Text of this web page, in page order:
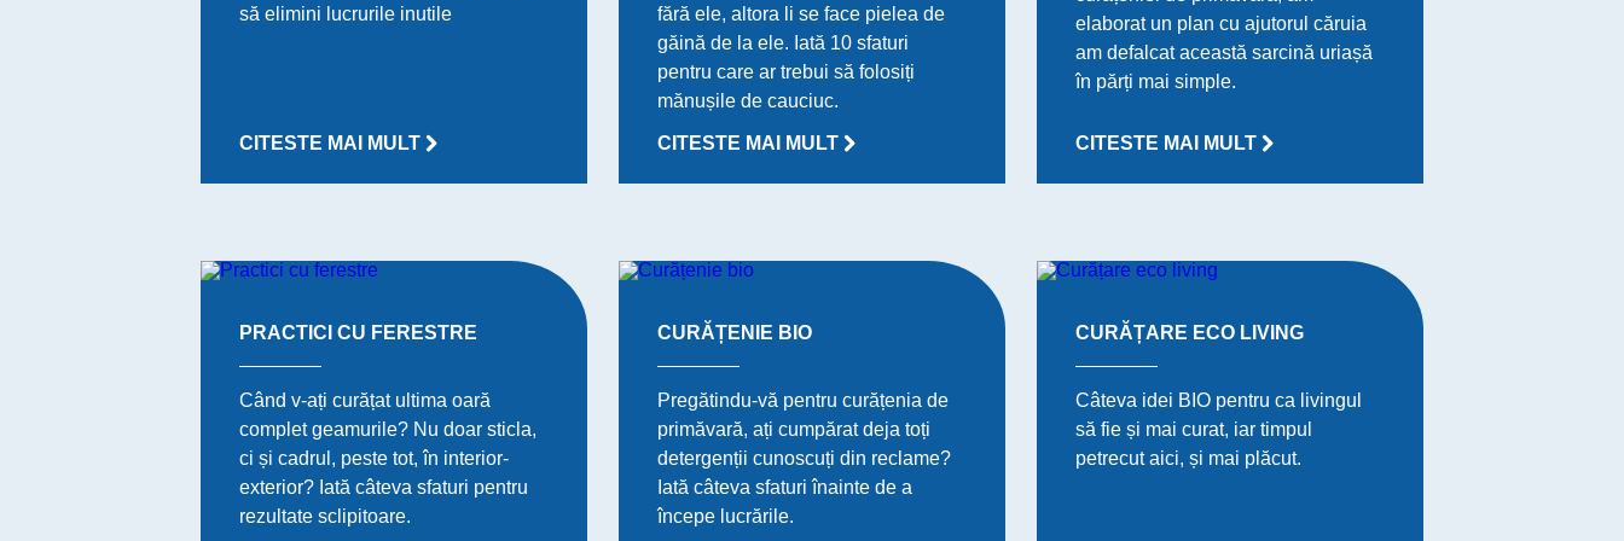
să elimini lucrurile inutile
CITESTE MAI MULT
fără ele, altora li se face pielea de
găină de la ele. Iată 10 sfaturi
pentru care ar trebui să folosiți
mănușile de cauciuc.
CITESTE MAI MULT
elaborat un plan cu ajutorul căruia
am defalcat această sarcină uriașă
în părți mai simple.
CITESTE MAI MULT
PRACTICI CU FERESTRE
Când v-ați curățat ultima oară
complet geamurile? Nu doar sticla,
ci și cadrul, peste tot, în interior-
exterior? Iată câteva sfaturi pentru
rezultate sclipitoare.
CURĂȚENIE BIO
Pregătindu-vă pentru curățenia de
primăvară, ați cumpărat deja toți
detergenții cunoscuți din reclame?
Iată câteva sfaturi înainte de a
începe lucrările.
CURĂȚARE ECO LIVING
Câteva idei BIO pentru ca livingul
să fie și mai curat, iar timpul
petrecut aici, și mai plăcut.